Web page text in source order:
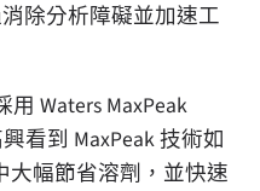
除分析障礙並加速工
Waters MaxPeak
看到 MaxPeak 技術如
大幅節省溶劑，並快速